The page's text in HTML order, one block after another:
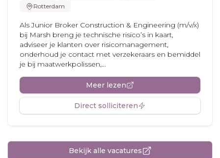
Rotterdam
Als Junior Broker Construction & Engineering (m/v/x)
bij Marsh breng je technische risico’s in kaart,
adviseer je klanten over risicomanagement,
onderhoud je contact met verzekeraars en bemiddel
je bij maatwerkpolissen,...
Meer lezen
Direct solliciteren
Bekijk alle vacatures